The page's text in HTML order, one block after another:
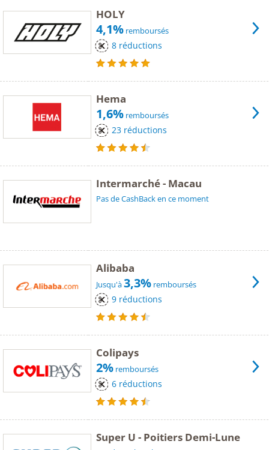
HOLY
4,1% remboursés
8 réductions
Hema
1,6% remboursés
23 réductions
Intermarché - Macau
Pas de CashBack en ce moment
Alibaba
Jusqu'à3,3% remboursés
9 réductions
Colipays
2% remboursés
6 réductions
Super U - Poitiers Demi-Lune